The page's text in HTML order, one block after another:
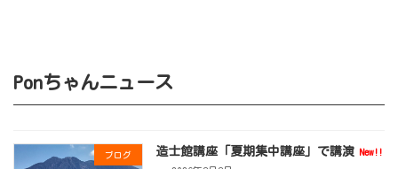
Ponちゃんニュース
ブログ 造士館講座「夏期集中講座」で講演
New!!